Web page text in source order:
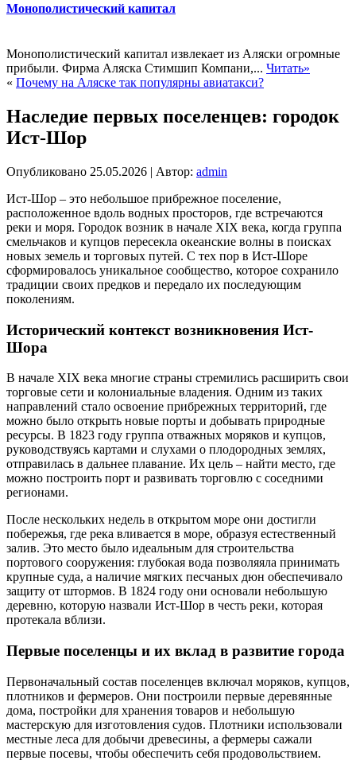
Монополистический капитал
Монополистический капитал извлекает из Аляски огромные
прибыли. Фирма Аляска Стимшип Компани,... Читать»
« Почему на Аляске так популярны авиатакси?
Наследие первых поселенцев: городок
Ист-Шор
Опубликовано 25.05.2026 | Автор: admin
Ист-Шор – это небольшое прибрежное поселение,
расположенное вдоль водных просторов, где встречаются
реки и моря. Городок возник в начале XIX века, когда группа
смельчаков и купцов пересекла океанские волны в поисках
новых земель и торговых путей. С тех пор в Ист-Шоре
сформировалось уникальное сообщество, которое сохранило
традиции своих предков и передало их последующим
поколениям.
Исторический контекст возникновения Ист-
Шора
В начале XIX века многие страны стремились расширить свои
торговые сети и колониальные владения. Одним из таких
направлений стало освоение прибрежных территорий, где
можно было открыть новые порты и добывать природные
ресурсы. В 1823 году группа отважных моряков и купцов,
руководствуясь картами и слухами о плодородных землях,
отправилась в дальнее плавание. Их цель – найти место, где
можно построить порт и развивать торговлю с соседними
регионами.
После нескольких недель в открытом море они достигли
побережья, где река вливается в море, образуя естественный
залив. Это место было идеальным для строительства
портового сооружения: глубокая вода позволяяла принимать
крупные суда, а наличие мягких песчаных дюн обеспечивало
защиту от штормов. В 1824 году они основали небольшую
деревню, которую назвали Ист-Шор в честь реки, которая
протекала вблизи.
Первые поселенцы и их вклад в развитие города
Первоначальный состав поселенцев включал моряков, купцов,
плотников и фермеров. Они построили первые деревянные
дома, постройки для хранения товаров и небольшую
мастерскую для изготовления судов. Плотники использовали
местные леса для добычи древесины, а фермеры сажали
первые посевы, чтобы обеспечить себя продовольствием.